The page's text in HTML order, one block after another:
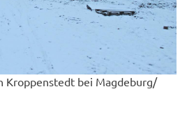
Kroppenstedt bei Magdeburg/